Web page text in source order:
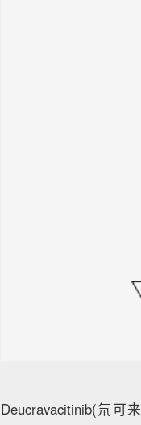
Deucravacitinib(氘可